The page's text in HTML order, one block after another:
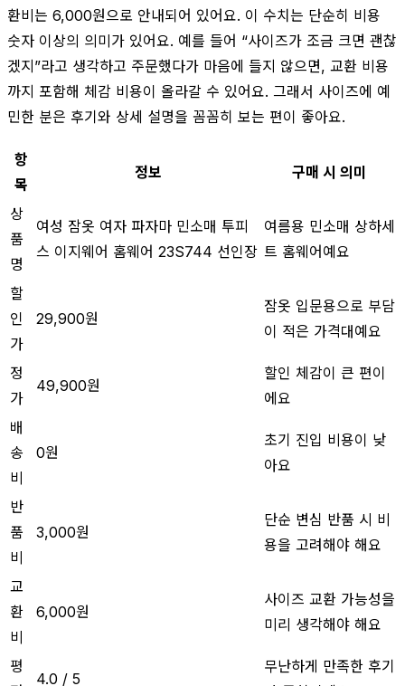
환비는 6,000원으로 안내되어 있어요. 이 수치는 단순히 비용
숫자 이상의 의미가 있어요. 예를 들어 “사이즈가 조금 크면 괜찮
겠지”라고 생각하고 주문했다가 마음에 들지 않으면, 교환 비용
까지 포함해 체감 비용이 올라갈 수 있어요. 그래서 사이즈에 예
민한 분은 후기와 상세 설명을 꼼꼼히 보는 편이 좋아요.
항
목
정보 구매 시 의미
상
품
명
여성 잠옷 여자 파자마 민소매 투피
스 이지웨어 홈웨어 23S744 선인장
여름용 민소매 상하세
트 홈웨어예요
할
인
가
29,900원
잠옷 입문용으로 부담
이 적은 가격대예요
정
가
49,900원
할인 체감이 큰 편이
에요
배
송
비
0원
초기 진입 비용이 낮
아요
반
품
비
3,000원
단순 변심 반품 시 비
용을 고려해야 해요
교
환
비
6,000원
사이즈 교환 가능성을
미리 생각해야 해요
평
4.0 / 5
무난하게 만족한 후기